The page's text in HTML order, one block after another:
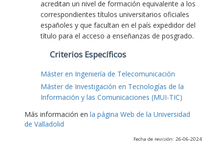
acreditan un nivel de formación equivalente a los
correspondientes títulos universitarios oficiales
españoles y que facultan en el país expedidor del
título para el acceso a enseñanzas de posgrado.
Criterios Específicos
Máster en Ingeniería de Telecomunicación
Máster de Investigación en Tecnologías de la
Información y las Comunicaciones (MUI-TIC)
Más información en la página Web de la Universidad
de Valladolid
Fecha de revisión: 26-06-2024